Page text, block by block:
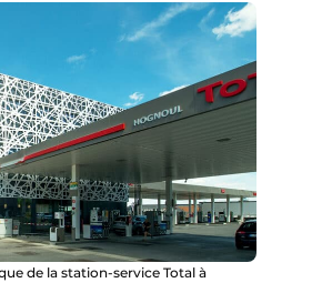
de la station-service Total à